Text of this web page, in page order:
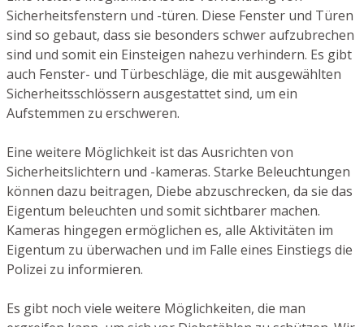
Sicherheitsfenstern und -türen. Diese Fenster und Türen
sind so gebaut, dass sie besonders schwer aufzubrechen
sind und somit ein Einsteigen nahezu verhindern. Es gibt
auch Fenster- und Türbeschläge, die mit ausgewählten
Sicherheitsschlössern ausgestattet sind, um ein
Aufstemmen zu erschweren.
Eine weitere Möglichkeit ist das Ausrichten von
Sicherheitslichtern und -kameras. Starke Beleuchtungen
können dazu beitragen, Diebe abzuschrecken, da sie das
Eigentum beleuchten und somit sichtbarer machen.
Kameras hingegen ermöglichen es, alle Aktivitäten im
Eigentum zu überwachen und im Falle eines Einstiegs die
Polizei zu informieren.
Es gibt noch viele weitere Möglichkeiten, die man